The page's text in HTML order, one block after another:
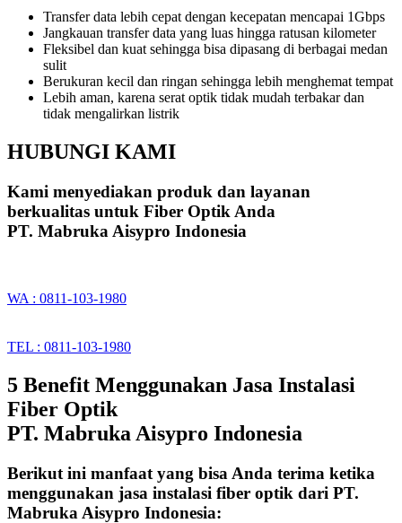
Transfer data lebih cepat dengan kecepatan mencapai 1Gbps
Jangkauan transfer data yang luas hingga ratusan kilometer
Fleksibel dan kuat sehingga bisa dipasang di berbagai medan
sulit
Berukuran kecil dan ringan sehingga lebih menghemat tempat
Lebih aman, karena serat optik tidak mudah terbakar dan
tidak mengalirkan listrik
HUBUNGI KAMI
Kami menyediakan produk dan layanan
berkualitas untuk Fiber Optik Anda
PT. Mabruka Aisypro Indonesia
WA : 0811-103-1980
TEL : 0811-103-1980
5 Benefit Menggunakan Jasa Instalasi
Fiber Optik
PT. Mabruka Aisypro Indonesia
Berikut ini manfaat yang bisa Anda terima ketika
menggunakan jasa instalasi fiber optik dari PT.
Mabruka Aisypro Indonesia: